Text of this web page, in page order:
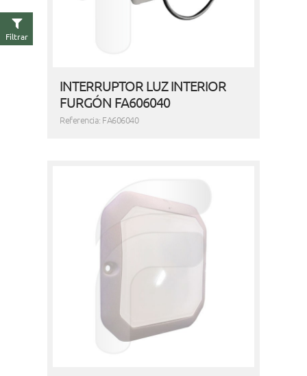
INTERRUPTOR LUZ INTERIOR
FURGÓN FA606040
Referencia: FA606040
Filtrar